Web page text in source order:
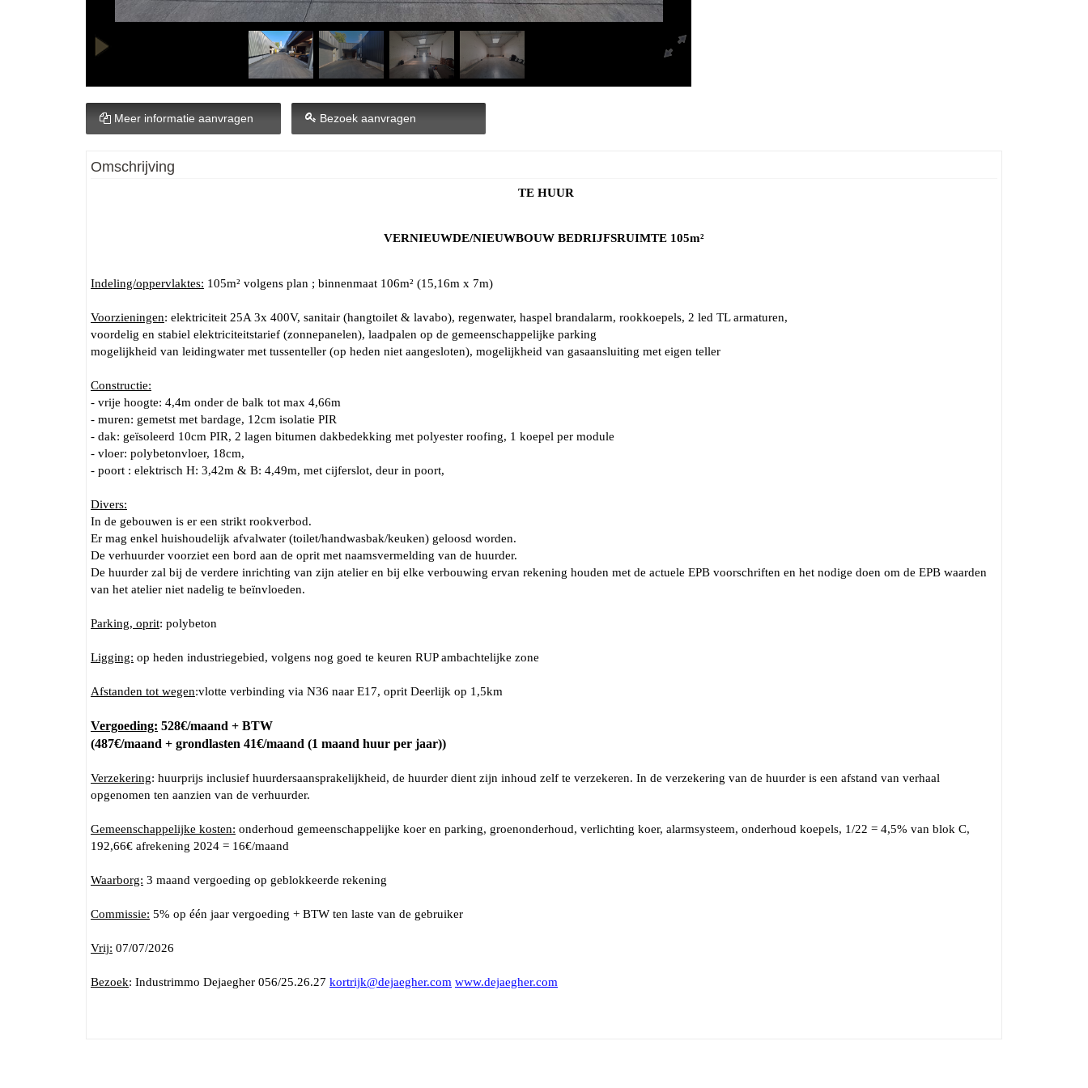
Meer informatie aanvragen Bezoek aanvragen
Omschrijving
TE HUUR
VERNIEUWDE/NIEUWBOUW BEDRIJFSRUIMTE 105m²
Indeling/oppervlaktes: 105m² volgens plan ; binnenmaat 106m² (15,16m x 7m)
Voorzieningen: elektriciteit 25A 3x 400V, sanitair (hangtoilet & lavabo), regenwater, haspel brandalarm, rookkoepels, 2 led TL armaturen,
voordelig en stabiel elektriciteitstarief (zonnepanelen), laadpalen op de gemeenschappelijke parking
mogelijkheid van leidingwater met tussenteller (op heden niet aangesloten), mogelijkheid van gasaansluiting met eigen teller
Constructie:
- vrije hoogte: 4,4m onder de balk tot max 4,66m
- muren: gemetst met bardage, 12cm isolatie PIR
- dak: geïsoleerd 10cm PIR, 2 lagen bitumen dakbedekking met polyester roofing, 1 koepel per module
- vloer: polybetonvloer, 18cm,
- poort : elektrisch H: 3,42m & B: 4,49m, met cijferslot, deur in poort,
Divers:
In de gebouwen is er een strikt rookverbod.
Er mag enkel huishoudelijk afvalwater (toilet/handwasbak/keuken) geloosd worden.
De verhuurder voorziet een bord aan de oprit met naamsvermelding van de huurder.
De huurder zal bij de verdere inrichting van zijn atelier en bij elke verbouwing ervan rekening houden met de actuele EPB voorschriften en het nodige doen om de EPB waarden
van het atelier niet nadelig te beïnvloeden.
Parking, oprit: polybeton
Ligging: op heden industriegebied, volgens nog goed te keuren RUP ambachtelijke zone
Afstanden tot wegen:vlotte verbinding via N36 naar E17, oprit Deerlijk op 1,5km
Vergoeding: 528€/maand + BTW
(487€/maand + grondlasten 41€/maand (1 maand huur per jaar))
Verzekering: huurprijs inclusief huurdersaansprakelijkheid, de huurder dient zijn inhoud zelf te verzekeren. In de verzekering van de huurder is een afstand van verhaal
opgenomen ten aanzien van de verhuurder.
Gemeenschappelijke kosten: onderhoud gemeenschappelijke koer en parking, groenonderhoud, verlichting koer, alarmsysteem, onderhoud koepels, 1/22 = 4,5% van blok C,
192,66€ afrekening 2024 = 16€/maand
Waarborg: 3 maand vergoeding op geblokkeerde rekening
Commissie: 5% op één jaar vergoeding + BTW ten laste van de gebruiker
Vrij: 07/07/2026
Bezoek: Industrimmo Dejaegher 056/25.26.27 kortrijk@dejaegher.com www.dejaegher.com